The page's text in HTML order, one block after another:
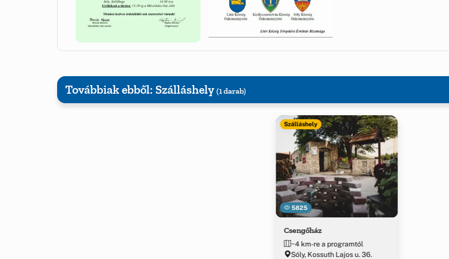
Továbbiak ebből: Szálláshely (1 darab)
5825
Szálláshely
Csengőház
~4 km-re a programtól
Sóly, Kossuth Lajos u. 36.